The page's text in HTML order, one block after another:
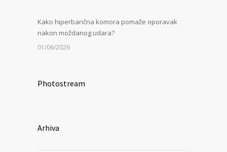
Kako hiperbarična komora pomaže oporavak
nakon moždanog udara?
01/06/2026
Photostream
Arhiva